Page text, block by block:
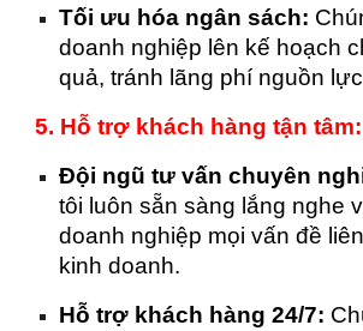
Tối ưu hóa ngân sách:
doanh nghiệp lên kế hoạch
quả, tránh lãng phí nguồn
5. Hỗ trợ khách hàng tận tâm:
Đội ngũ tư vấn chuyên
tôi luôn sẵn sàng lắng nghe
doanh nghiệp mọi vấn đề
kinh doanh.
Hỗ trợ khách hàng 24/7: